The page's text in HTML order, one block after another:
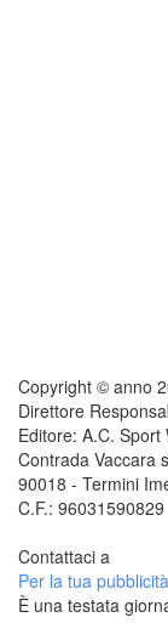
Copyright © anno
Direttore
Editore: A.C. Sport
Contrada Vaccara
90018 - Termini
C.F.: 96031590829
Contattaci a
Per la tua pubblicità
È una testata